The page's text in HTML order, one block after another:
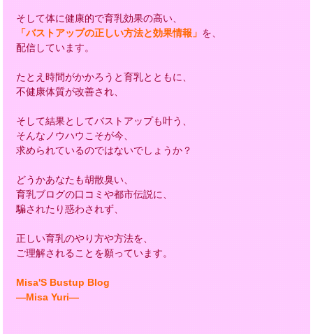
そして体に健康的で育乳効果の高い、
「バストアップの正しい方法と効果情報」 を、
配信しています。
たとえ時間がかかろうと育乳とともに、
不健康体質が改善され、
そして結果としてバストアップも叶う、
そんなノウハウこそが今、
求められているのではないでしょうか？
どうかあなたも胡散臭い、
育乳ブログの口コミや都市伝説に、
騙されたり惑わされず、
正しい育乳のやり方や方法を、
ご理解されることを願っています。
Misa'S Bustup Blog
―Misa Yuri―